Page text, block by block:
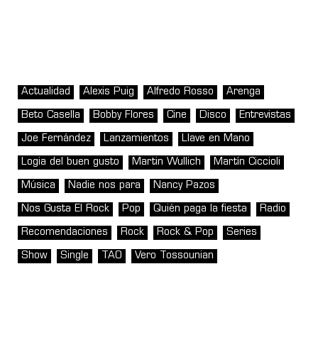
Actualidad Alexis Puig Alfredo Rosso Arenga
Beto Casella Bobby Flores Cine Disco Entrevistas
Joe Fernández Lanzamientos Llave en Mano
Logia del buen gusto Martin Wullich Martín Ciccioli
Música Nadie nos para Nancy Pazos
Nos Gusta El Rock Pop Quién paga la fiesta Radio
Recomendaciones Rock Rock & Pop Series
Show Single TAO Vero Tossounian